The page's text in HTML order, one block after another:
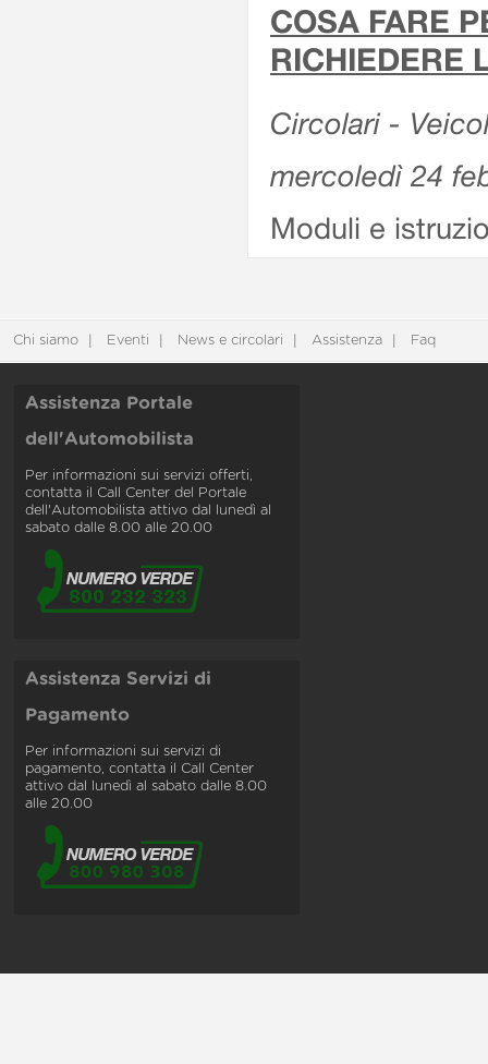
COSA FARE
RICHIEDERE
Circolari -
mercoledì 24
Moduli e
Chi siamo Eventi News e circolari Assistenza Faq
Assistenza Portale
dell'Automobilista
Per informazioni sui servizi offerti,
contatta il Call Center del Portale
dell'Automobilista attivo dal lunedì al
sabato dalle 8.00 alle 20.00
Assistenza Servizi di
Pagamento
Per informazioni sui servizi di
pagamento, contatta il Call Center
attivo dal lunedì al sabato dalle 8.00
alle 20.00